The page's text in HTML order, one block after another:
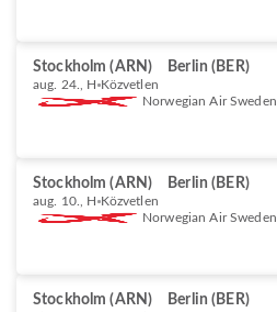
Stockholm (ARN) Berlin (BER)
aug. 24., H Közvetlen
Norwegian Air Sweden
Stockholm (ARN) Berlin (BER)
aug. 10., H Közvetlen
Norwegian Air Sweden
Stockholm (ARN) Berlin (BER)